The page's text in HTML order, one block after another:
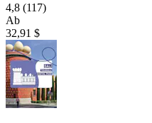
4,8 (117)
Ab
32,91 $